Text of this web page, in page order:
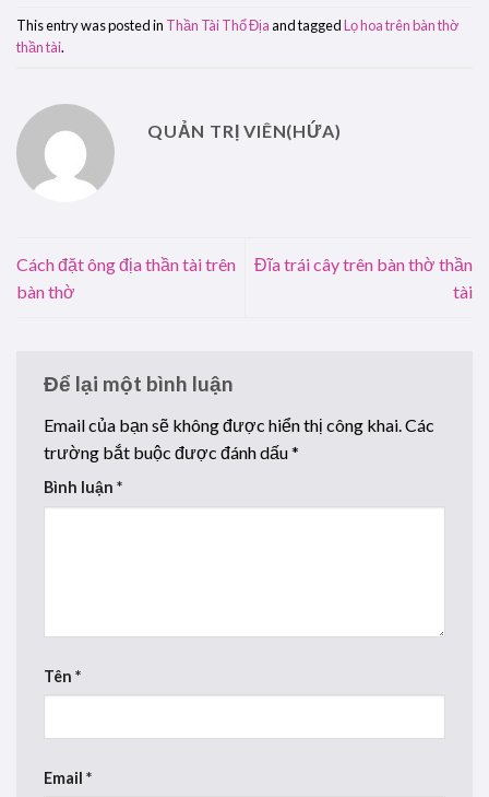
This entry was posted in Thần Tài Thổ Địaand taggedLọ hoa trên bàn thờ
thần tài.
QUẢN TRỊ VIÊN(HỨA)
Cách đặt ông địa thần tài trên
bàn thờ
Đĩa trái cây trên bàn thờ thần
tài
Để lại một bình luận
Email của bạn sẽ không được hiển thị công khai.Các
trường bắt buộc được đánh dấu*
Bình luận *
Tên *
Email *